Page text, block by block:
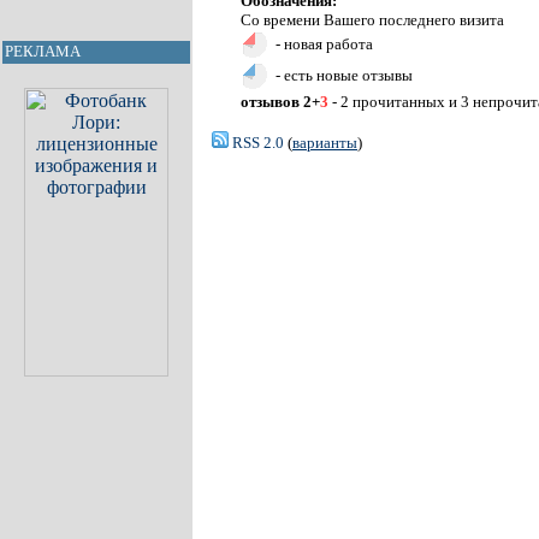
РЕКЛАМА
Со времени Вашего последнего визита
- новая работа
- есть новые отзывы
отзывов 2+3 - 2 прочитанных и 3
RSS 2.0 (варианты)